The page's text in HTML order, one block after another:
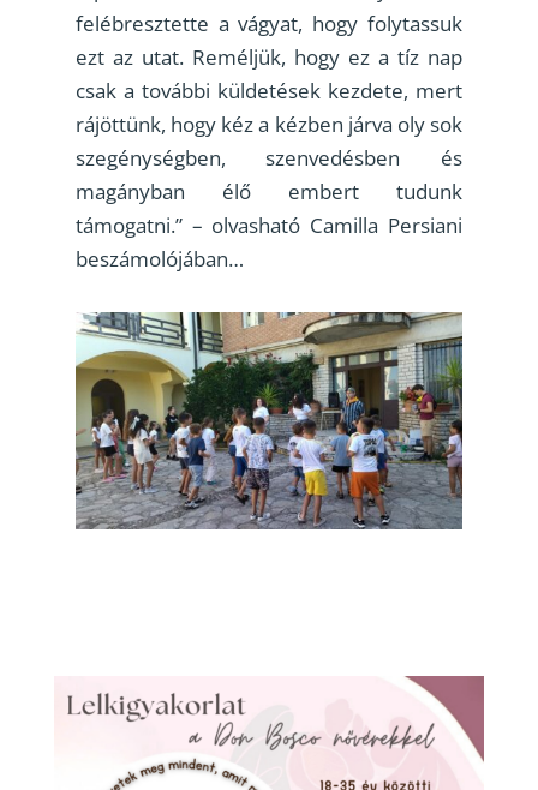
felébresztette a vágyat, hogy folytassuk
ezt az utat. Reméljük, hogy ez a tíz nap
csak a további küldetések kezdete, mert
rájöttünk, hogy kéz a kézben járva oly sok
szegénységben, szenvedésben és
magányban élő embert tudunk
támogatni.” – olvasható Camilla Persiani
beszámolójában…